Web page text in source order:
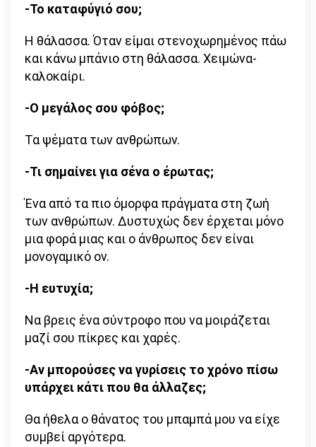
-Το καταφύγιό σου;
Η θάλασσα. Όταν είμαι στενοχωρημένος πάω
και κάνω μπάνιο στη θάλασσα. Χειμώνα-
καλοκαίρι.
-Ο μεγάλος σου φόβος;
Τα ψέματα των ανθρώπων.
-Τι σημαίνει για σένα ο έρωτας;
Ένα από τα πιο όμορφα πράγματα στη ζωή
των ανθρώπων. Δυστυχώς δεν έρχεται μόνο
μια φορά μιας και ο άνθρωπος δεν είναι
μονογαμικό ον.
-Η ευτυχία;
Να βρεις ένα σύντροφο που να μοιράζεται
μαζί σου πίκρες και χαρές.
-Αν μπορούσες να γυρίσεις το χρόνο πίσω
υπάρχει κάτι που θα άλλαζες;
Θα ήθελα ο θάνατος του μπαμπά μου να είχε
συμβεί αργότερα.